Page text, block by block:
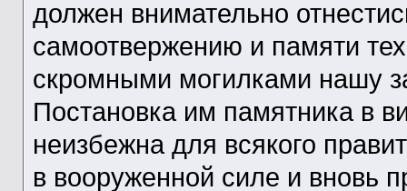
должен внимательно
самоотвержению и памяти
скромными могилками нашу
Постановка им памятника в
неизбежна для всякого
в вооруженной силе и вновь